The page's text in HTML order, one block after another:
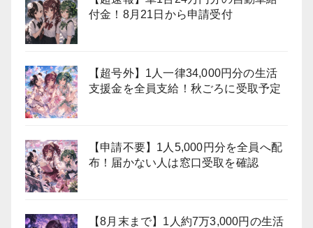
付金！8月21日から申請受付
【超号外】1人一律34,000円分の生活
支援金を全員支給！秋ごろに受取予定
【申請不要】1人5,000円分を全員へ配
布！届かない人は窓口受取を確認
【8月末まで】1人約7万3,000円の生活